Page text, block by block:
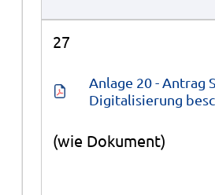
27
Anlage 20 - Antrag
Digitalisierung
(wie Dokument)